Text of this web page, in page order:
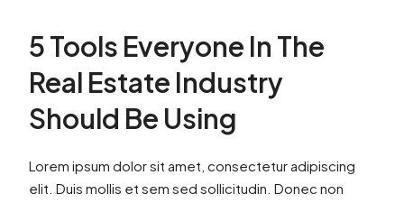
5 Tools Everyone In The
Real Estate Industry
Should Be Using
Lorem ipsum dolor sit amet, consectetur adipiscing
elit. Duis mollis et sem sed sollicitudin. Donec non